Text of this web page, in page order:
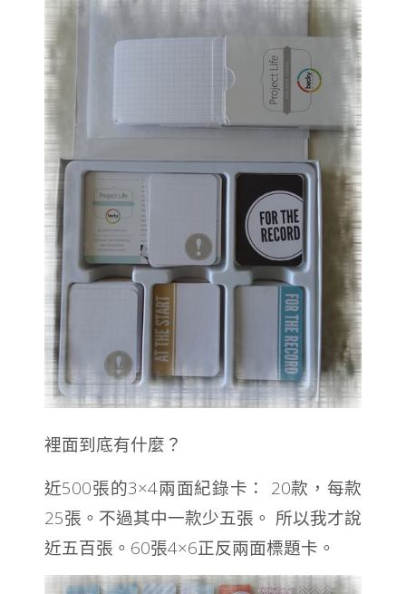
裡面到底有什麼？
近500張的3×4兩面紀錄卡： 20款，每款
25張。不過其中一款少五張。 所以我才說
近五百張。60張4×6正反兩面標題卡。